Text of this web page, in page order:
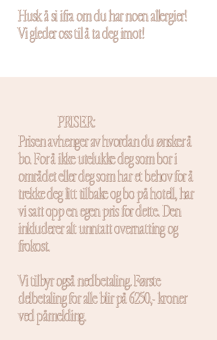
Husk å si ifra om du har noen allergier!
Vi gleder oss til å ta deg imot!
PRISER:
Prisen avhenger av hvordan du ønsker å
bo. For å ikke utelukke deg som bor i
området eller deg som har et behov for å
trekke deg litt tilbake og bo på hotell, har
vi satt opp en egen pris for dette. Den
inkluderer alt unntatt overnatting og
frokost.
Vi tilbyr også nedbetaling. Første
delbetaling for alle blir på 6250,- kroner
ved påmelding.